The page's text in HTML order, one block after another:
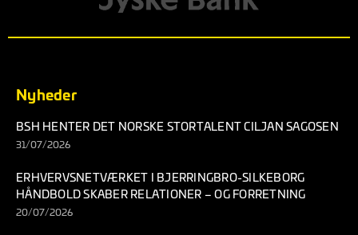
Nyheder
BSH HENTER DET NORSKE STORTALENT CILJAN SAGOSEN
31/07/2026
ERHVERVSNETVÆRKET I BJERRINGBRO-SILKEBORG
HÅNDBOLD SKABER RELATIONER – OG FORRETNING
20/07/2026